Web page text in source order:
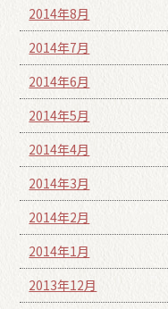
2014年8月
2014年7月
2014年6月
2014年5月
2014年4月
2014年3月
2014年2月
2014年1月
2013年12月